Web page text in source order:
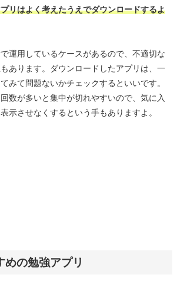
リはよく考えたうえでダウンロードするよ
運用しているケースがあるので、不適切な
あります。ダウンロードしたアプリは、一
みて問題ないかチェックするといいです。
数が多いと集中が切れやすいので、気に入
示させなくするという手もありますよ。
めの勉強アプリ